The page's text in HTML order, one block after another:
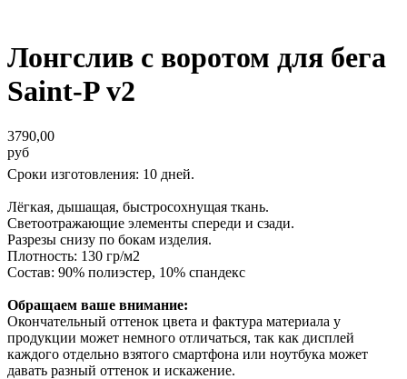
Лонгслив с воротом для бега
Saint-P v2
3790,00
руб
Сроки изготовления: 10 дней.
Лёгкая, дышащая, быстросохнущая ткань.
Светоотражающие элементы спереди и сзади.
Разрезы снизу по бокам изделия.
Плотность: 130 гр/м2
Состав: 90% полиэстер, 10% спандекс
Обращаем ваше внимание:
Окончательный оттенок цвета и фактура материала у
продукции может немного отличаться, так как дисплей
каждого отдельно взятого смартфона или ноутбука может
давать разный оттенок и искажение.